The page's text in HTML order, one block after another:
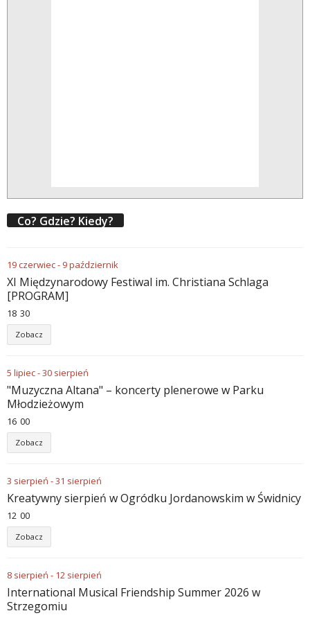
Co? Gdzie? Kiedy?
19czerwiec- 9październik
XI Międzynarodowy Festiwal im. Christiana Schlaga
[PROGRAM]
18 30
Zobacz
5 lipiec-30 sierpień
"Muzyczna Altana" – koncerty plenerowe w Parku
Młodzieżowym
16 00
Zobacz
3 sierpień -31 sierpień
Kreatywny sierpień w Ogródku Jordanowskim w Świdnicy
12 00
Zobacz
8 sierpień - 12 sierpień
International Musical Friendship Summer 2026 w
Strzegomiu